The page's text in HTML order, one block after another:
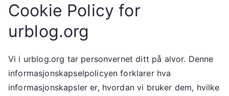
Cookie Policy for
urblog.org
Vi i urblog.org tar personvernet ditt på alvor. Denne
informasjonskapselpolicyen forklarer hva
informasjonskapsler er, hvordan vi bruker dem, hvilke